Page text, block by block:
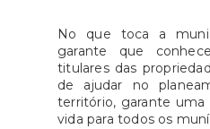
No que toca a
garante que
titulares das
de ajudar no
território, garante
vida para todos os